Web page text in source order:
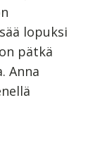
lopuksi
pätkä
Anna